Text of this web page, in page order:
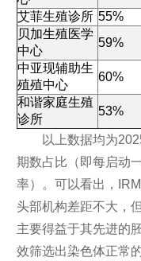
艾菲生殖诊所 55%
贝加生殖医学
中心
59%
中亚现辅助生
殖殖中心
60%
和谐家庭生殖
诊所
53%
以上数据均为
期数占比（即每启动
率）。可以看出，
头部机构差距不大，
主要得益于其先进的
效筛选出染色体正常